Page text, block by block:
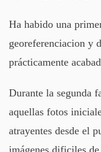
Ha habido una
georeferenciacion y
prácticamente
Durante la segunda
aquellas fotos
atrayentes desde el
imágenes dificiles